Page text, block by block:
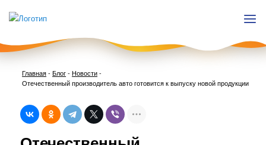
Главная-Блог- Новости-
Отечественный производитель авто готовится к выпуску новой продукции